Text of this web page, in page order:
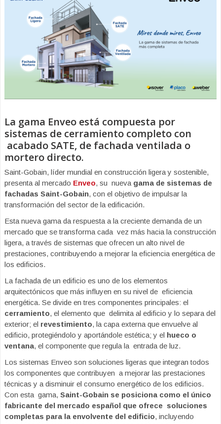
La gama Enveo está compuesta por
sistemas de cerramiento completo con
acabado SATE, de fachada ventilada o
mortero directo.
Saint-Gobain, líder mundial en construcción ligera y sostenible,
presenta al mercado Enveo, su nueva gama de sistemas de
fachadas Saint-Gobain, con el objetivo de impulsar la
transformación del sector de la edificación.
Esta nueva gama da respuesta a la creciente demanda de un
mercado que se transforma cada vez más hacia la construcción
ligera, a través de sistemas que ofrecen un alto nivel de
prestaciones, contribuyendo a mejorar la eficiencia energética de
los edificios.
La fachada de un edificio es uno de los elementos
arquitectónicos que más influyen en su nivel de eficiencia
energética. Se divide en tres componentes principales: el
cerramiento, el elemento que delimita al edificio y lo separa del
exterior; el revestimiento, la capa externa que envuelve al
edificio, protegiéndolo y aportándole estética; y el hueco o
ventana, el componente que regula la entrada de luz.
Los sistemas Enveo son soluciones ligeras que integran todos
los componentes que contribuyen a mejorar las prestaciones
técnicas y a disminuir el consumo energético de los edificios.
Con esta gama, Saint-Gobain se posiciona como el único
fabricante del mercado español que ofrece soluciones
completas para la envolvente del edificio, incluyendo